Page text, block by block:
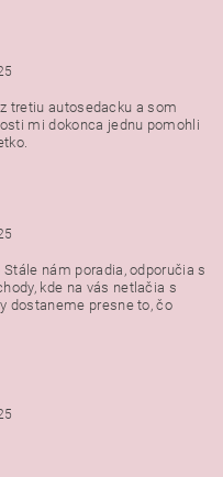
tretiu autosedacku a som
mi dokonca jednu pomohli
nám poradia, odporučia s
kde na vás netlačia s
dostaneme presne to, čo